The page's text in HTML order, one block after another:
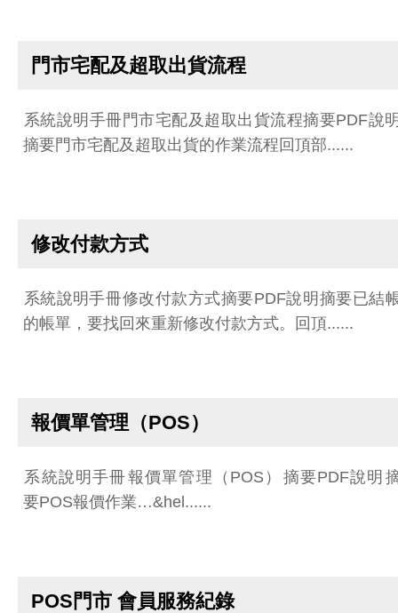
門市宅配及超取出貨流程
系統說明手冊門市宅配及超取出貨流程摘要PDF說明
摘要門市宅配及超取出貨的作業流程回頂部......
修改付款方式
系統說明手冊修改付款方式摘要PDF說明摘要已結
的帳單，要找回來重新修改付款方式。回頂......
報價單管理（POS）
系統說明手冊報價單管理（POS）摘要PDF說明
要POS報價作業…&hel......
POS門市 會員服務紀錄